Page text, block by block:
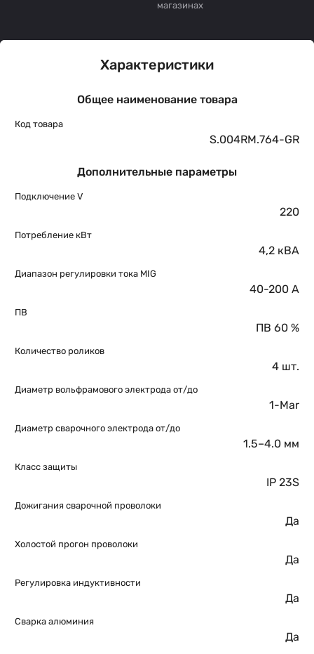
магазинах
Характеристики
Общее наименование товара
Код товара
S.004RM.764-GR
Дополнительные параметры
Подключение V
220
Потребление кВт
4,2 кВА
Диапазон регулировки тока MIG
40-200 A
ПВ
ПВ 60 %
Количество роликов
4 шт.
Диаметр вольфрамового электрода от/до
1-Mar
Диаметр сварочного электрода от/до
1.5–4.0 мм
Класс защиты
IP 23S
Дожигания сварочной проволоки
Да
Холостой прогон проволоки
Да
Регулировка индуктивности
Да
Сварка алюминия
Да